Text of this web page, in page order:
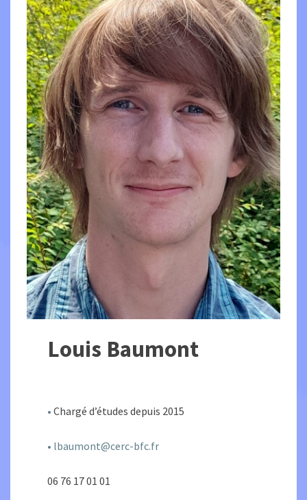
Louis Baumont
• Chargé d’études depuis 2015
• lbaumont@cerc-bfc.fr
06 76 17 01 01